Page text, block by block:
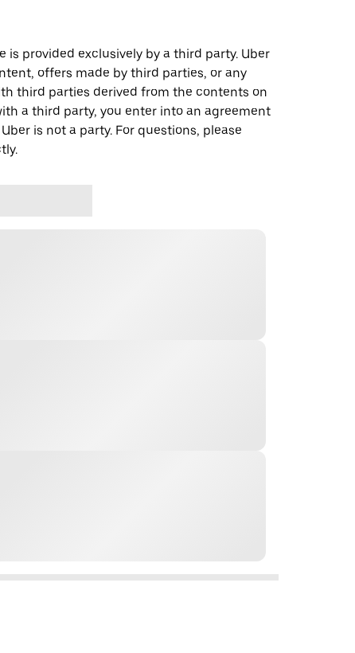
is provided exclusively by a third party. Uber
offers made by third parties, or any
third parties derived from the contents on
a third party, you enter into an agreement
is not a party. For questions, please